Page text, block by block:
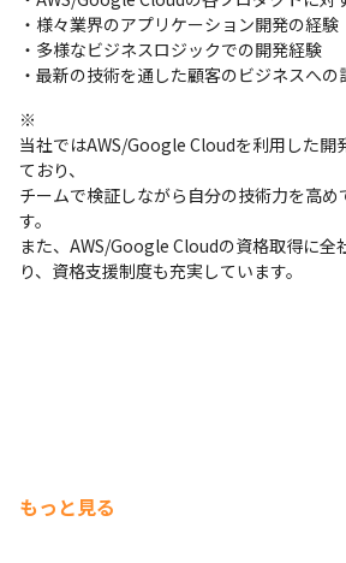
・様々業界のアプリケーション開発の経験
・多様なビジネスロジックでの開発経験
・最新の技術を通した顧客のビジネスへの
※
当社ではAWS/Google Cloudを利用した開
ており、
チームで検証しながら自分の技術力を高め
す。
また、AWS/Google Cloudの資格取得に全
り、資格支援制度も充実しています。
もっと見る